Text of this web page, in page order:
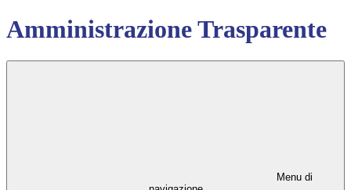
Amministrazione Trasparente
Menu di